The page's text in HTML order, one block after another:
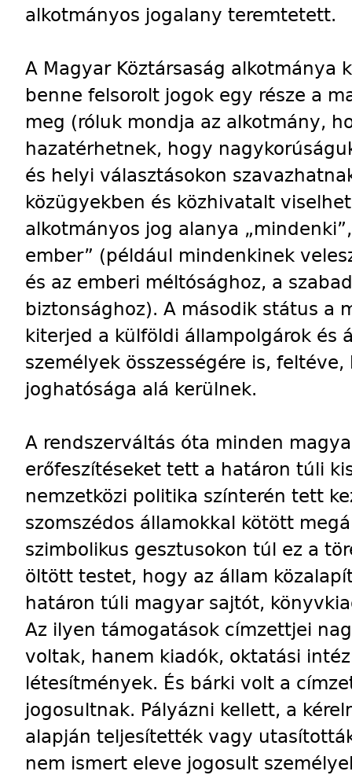
alkotmányos jogalany teremtetett.
A Magyar Köztársaság alkotmánya
benne felsorolt jogok egy része a
meg (róluk mondja az alkotmány,
hazatérhetnek, hogy
és helyi választásokon
közügyekben és közhivatalt
alkotmányos jog alanya
ember” (például mindenkinek
és az emberi méltósághoz, a
biztonsághoz). A második státus a
kiterjed a külföldi állampolgárok és
személyek összességére is,
joghatósága alá kerülnek.
A rendszerváltás óta minden
erőfeszítéseket tett a határon túli
nemzetközi politika színterén tett
szomszédos államokkal kötött
szimbolikus gesztusokon túl ez a
öltött testet, hogy az állam
határon túli magyar sajtót,
Az ilyen támogatások címzettjei
voltak, hanem kiadók, oktatási
létesítmények. És bárki volt a
jogosultnak. Pályázni kellett, a
alapján teljesítették vagy
nem ismert eleve jogosult